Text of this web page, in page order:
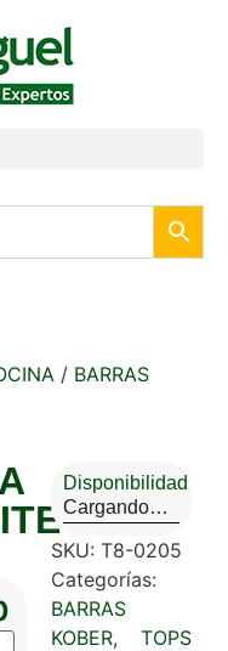
/ BARRAS
Disponibilidad
Cargando…
SKU: T8-0205
Categorías:
BARRAS
KOBER, TOPS